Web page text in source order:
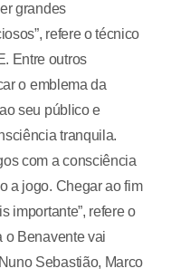
grandes
refere o técnico
Entre outros
o emblema da
seu público e
tranquila.
com a consciência
a jogo. Chegar ao fim
importante”, refere o
o Benavente vai
Sebastião, Marco